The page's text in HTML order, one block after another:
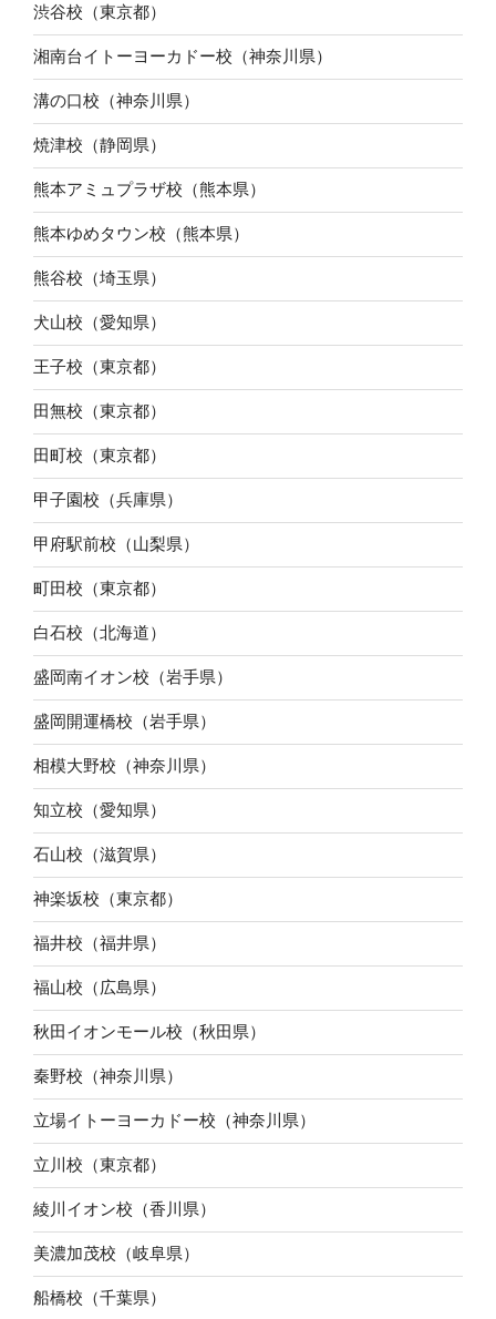
渋谷校（東京都）
湘南台イトーヨーカドー校（神奈川県）
溝の口校（神奈川県）
焼津校（静岡県）
熊本アミュプラザ校（熊本県）
熊本ゆめタウン校（熊本県）
熊谷校（埼玉県）
犬山校（愛知県）
王子校（東京都）
田無校（東京都）
田町校（東京都）
甲子園校（兵庫県）
甲府駅前校（山梨県）
町田校（東京都）
白石校（北海道）
盛岡南イオン校（岩手県）
盛岡開運橋校（岩手県）
相模大野校（神奈川県）
知立校（愛知県）
石山校（滋賀県）
神楽坂校（東京都）
福井校（福井県）
福山校（広島県）
秋田イオンモール校（秋田県）
秦野校（神奈川県）
立場イトーヨーカドー校（神奈川県）
立川校（東京都）
綾川イオン校（香川県）
美濃加茂校（岐阜県）
船橋校（千葉県）